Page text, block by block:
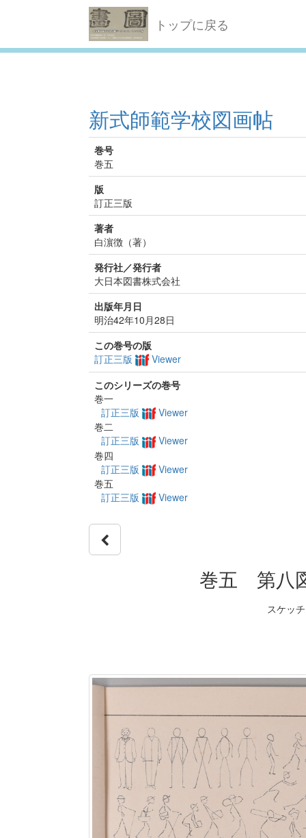
トップに戻る
新式師範学校図画帖
巻号
巻五
版
訂正三版
著者
白濵徴（著）
発行社／発行者
大日本図書株式会社
出版年月日
明治42年10月28日
この巻号の版
訂正三版
Viewer
このシリーズの巻号
巻一
訂正三版
Viewer
巻二
訂正三版
Viewer
巻四
訂正三版
Viewer
巻五
訂正三版
Viewer
巻五 第八
スケッ